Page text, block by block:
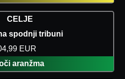
CELJE
spodnji tribuni
EUR
aranžma